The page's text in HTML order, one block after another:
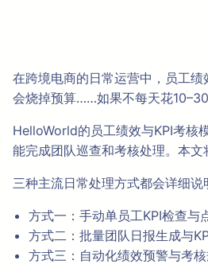
在跨境电商的日常运营中，员工
会烧掉预算……如果不每天花
HelloWorld的员工绩效与KPI考核
能完成团队巡查和考核处理。本文
三种主流日常处理方式都会详细说
方式一：手动单员工KPI检查与
方式二：批量团队日报生成与
方式三：自动化绩效预警与考